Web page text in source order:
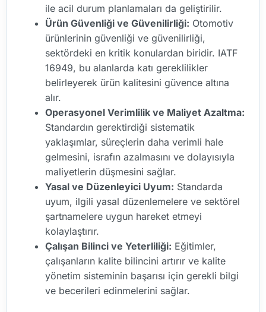
ile acil durum planlamaları da geliştirilir.
Ürün Güvenliği ve Güvenilirliği: Otomotiv
ürünlerinin güvenliği ve güvenilirliği,
sektördeki en kritik konulardan biridir. IATF
16949, bu alanlarda katı gereklilikler
belirleyerek ürün kalitesini güvence altına
alır.
Operasyonel Verimlilik ve Maliyet Azaltma:
Standardın gerektirdiği sistematik
yaklaşımlar, süreçlerin daha verimli hale
gelmesini, israfın azalmasını ve dolayısıyla
maliyetlerin düşmesini sağlar.
Yasal ve Düzenleyici Uyum: Standarda
uyum, ilgili yasal düzenlemelere ve sektörel
şartnamelere uygun hareket etmeyi
kolaylaştırır.
Çalışan Bilinci ve Yeterliliği: Eğitimler,
çalışanların kalite bilincini artırır ve kalite
yönetim sisteminin başarısı için gerekli bilgi
ve becerileri edinmelerini sağlar.